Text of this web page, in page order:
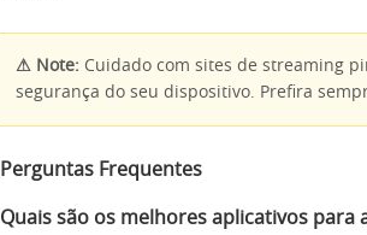
⚠ Note: Cuidado com sites de streaming
segurança do seu dispositivo. Prefira
Perguntas Frequentes
Quais são os melhores aplicativos para